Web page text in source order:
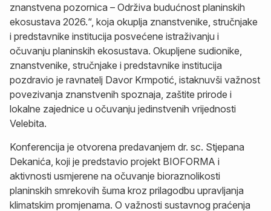
znanstvena pozornica – Održiva budućnost planinskih
ekosustava 2026.“, koja okuplja znanstvenike, stručnjake
i predstavnike institucija posvećene istraživanju i
očuvanju planinskih ekosustava. Okupljene sudionike,
znanstvenike, stručnjake i predstavnike institucija
pozdravio je ravnatelj Davor Krmpotić, istaknuvši važnost
povezivanja znanstvenih spoznaja, zaštite prirode i
lokalne zajednice u očuvanju jedinstvenih vrijednosti
Velebita.
Konferencija je otvorena predavanjem dr. sc. Stjepana
Dekanića, koji je predstavio projekt BIOFORMA i
aktivnosti usmjerene na očuvanje bioraznolikosti
planinskih smrekovih šuma kroz prilagodbu upravljanja
klimatskim promjenama. O važnosti sustavnog praćenja